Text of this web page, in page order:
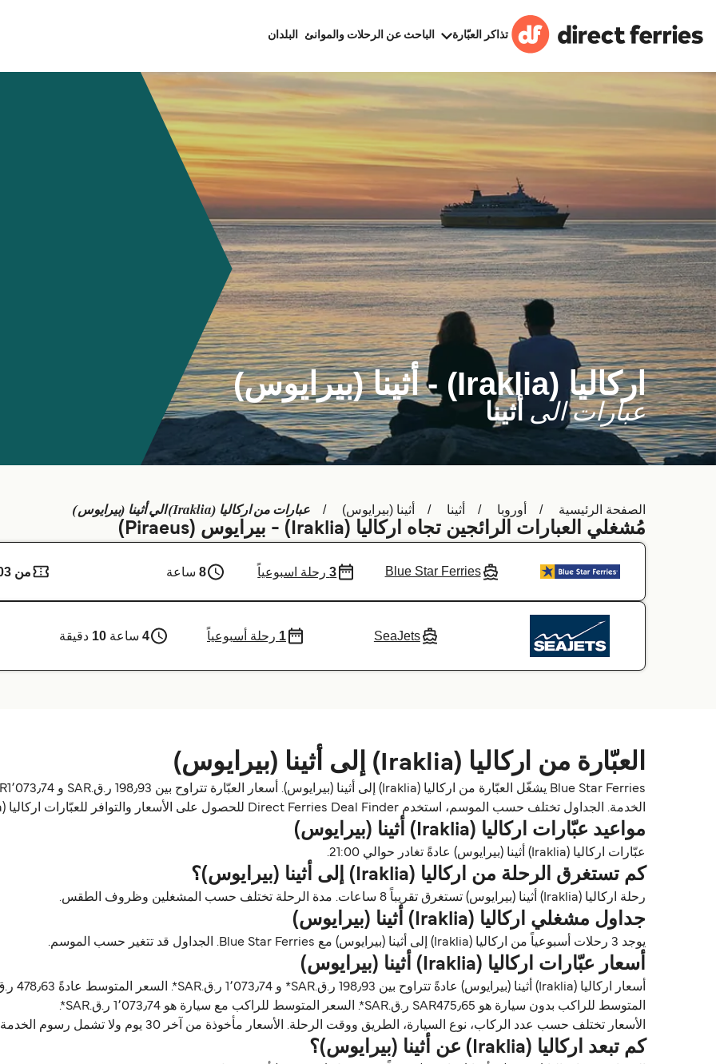
تذاكر العبّارة الباحث عن الرحلات والموانئ البلدان
اركاليا (Iraklia) - أثينا (بيرايوس)
عبارات الى أثينا
الصفحة الرئيسية أوروبا أثينا أثينا (بيرايوس) عبارات من اركاليا (Iraklia) الي أثينا (بيرايوس)
مُشغلي العبارات الرائجين تجاه اركاليا (Iraklia) - بيرايوس (Piraeus)
Blue Star Ferries
3رحلة اسبوعياً 8 ساعة من 203 ر.ق.‏
SeaJets
1 رحلة أسبوعياً 4 ساعة10 دقيقة
العبّارة من اركاليا (Iraklia) إلى أثينا (بيرايوس)
الخدمة. الجداول تختلف حسب الموسم، استخدم Direct Ferries Deal Finder للحصول على الأسعار والتوافر للعبّارات اركاليا (Iraklia) أثينا (بيرايوس).
مواعيد عبّارات اركاليا (Iraklia) أثينا (بيرايوس)
عبّارات اركاليا (Iraklia) أثينا (بيرايوس) عادةً تغادر حوالي 21:00.
كم تستغرق الرحلة من اركاليا (Iraklia) إلى أثينا (بيرايوس)؟
رحلة اركاليا (Iraklia) أثينا (بيرايوس) تستغرق تقريباً 8 ساعات. مدة الرحلة تختلف حسب المشغلين وظروف الطقس.
جداول مشغلي اركاليا (Iraklia) أثينا (بيرايوس)
يوجد 3 رحلات أسبوعياً من اركاليا (Iraklia) إلى أثينا (بيرايوس) مع Blue Star Ferries. الجداول قد تتغير حسب الموسم.
أسعار عبّارات اركاليا (Iraklia) أثينا (بيرايوس)
المتوسط للراكب بدون سيارة هو SAR475٫65 ر.ق.‏SAR*. السعر المتوسط للراكب مع سيارة هو 1٬073٫74 ر.ق.‏SAR*.
الأسعار تختلف حسب عدد الركاب، نوع السيارة، الطريق ووقت الرحلة. الأسعار مأخوذة من آخر 30 يوم ولا تشمل رسوم الخدمة، آخر تحديث أغسطس 26.
كم تبعد اركاليا (Iraklia) عن أثينا (بيرايوس)؟